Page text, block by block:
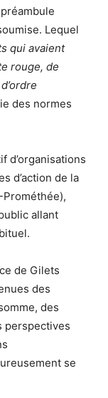
Lequel
qui avaient
rouge, de
des normes
d’organisations
d’action de la
Prométhée),
allant
de Gilets
des
des
perspectives
se